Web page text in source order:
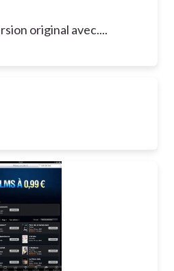
original avec....